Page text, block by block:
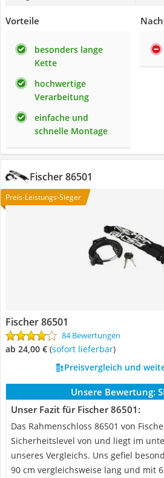
Vorteile
besonders lange
Kette
hochwertige
Verarbeitung
einfache und
schnelle Montage
Fischer 86501
Preis-Leistungs-Sieger
Fischer 86501
84 Bewertungen
ab 24,00 € ( Sofort lieferbar)
Preisvergleich und
Unsere Bewertung:
Unser Fazit für Fischer 86501:
Das Rahmenschloss 86501 von
Sicherheitslevel von und liegt im
unseres Vergleichs. Uns gefiel
90 cm vergleichsweise lang und mit